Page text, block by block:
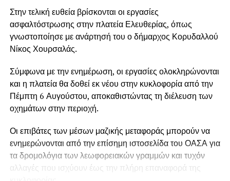
Στην τελική ευθεία βρίσκονται οι εργασίες
ασφαλτόστρωσης στην πλατεία Ελευθερίας, όπως
γνωστοποίησε με ανάρτησή του ο δήμαρχος Κορυδαλλού
Νίκος Χουρσαλάς.
Σύμφωνα με την ενημέρωση, οι εργασίες ολοκληρώνονται
και η πλατεία θα δοθεί εκ νέου στην κυκλοφορία από την
Πέμπτη 6 Αυγούστου, αποκαθιστώντας τη διέλευση των
οχημάτων στην περιοχή.
Οι επιβάτες των μέσων μαζικής μεταφοράς μπορούν να
ενημερώνονται από την επίσημη ιστοσελίδα του ΟΑΣΑ για
τα δρομολόγια των λεωφορειακών γραμμών και τυχόν
αλλαγές που ισχύουν έως την πλήρη επαναφορά της